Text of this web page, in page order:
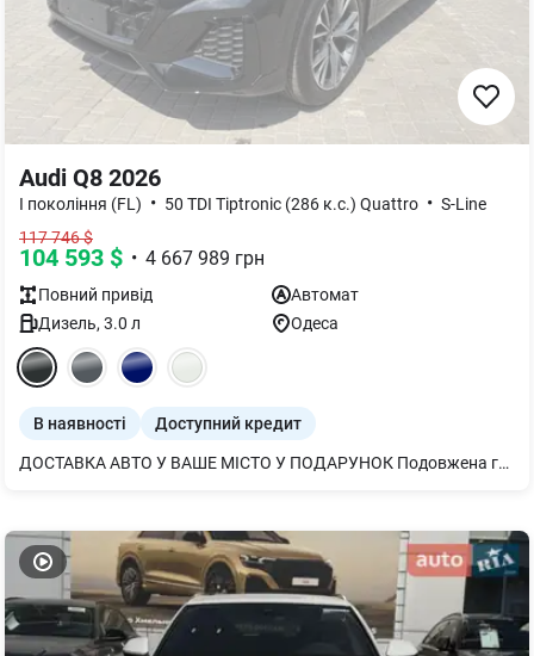
Audi Q8 2026
I покоління (FL) • 50 TDI Tiptronic (286 к.с.) Quattro • S-Line
117 746$
104 593 $ • 4 667 989 грн
Повний привід
Автомат
Дизель, 3.0 л Одеса
В наявності Доступний кредит
ДОСТАВКА АВТО У ВАШЕ МІСТО У ПОДАРУНОК Подовжена гарантія додатково 2 роки або 120 000 км Audi Pre sense front Audi phone box light Audi smartphone interface Audi virtual cockpit plus Bang & Olufsen 3D Premium Sound System USB-роз’єми з функцією заряджання Бампери у колір кузова Вентиляція і масаж для передніх сидінь Дзеркала з пам’яттю і автом. затемненням Дах скляний панорамний Декор з матового шліфованого алюмінію Диски 5 W-подібних спиць 10Jx21 Засклення акустичне бічних вікон Кермо 3-спицеве шкіряне з підігрівом Килимки для підлоги спереду та позаду Клімат-контроль 4-зональний Комфортний ключ з сенсорним відмиканням Органи управління глянцево-чорні Повнокероване шасі Пакет оптичний чорний плюс Пакет-асистент Паркування Підігрів передніх і задніх сидінь Рейлінги на даху чорні Рульова колонка з електроприводом Світлодіодне освітлення зони посадки Світлодіодні матричні фари Сервопривід зачинення дверей Сидіння передні з пам’яттю Сонцезахисні козирки для водія і переднього пасажира, розсувні Система попередж. про зміну смуги руху Шторка сонцезахисна з електроприводом для задніх бокових вікон Шкіра Valcona - спортсидіння plus Спортивний пакет S line 2 Фонова підсвітка plus